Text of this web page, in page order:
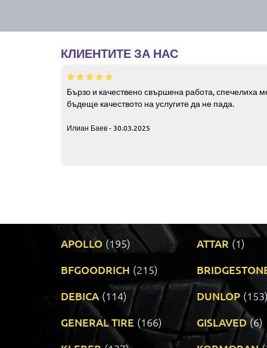
КЛИЕНТИТЕ ЗА НАС
Бързо и качествено свършена работа, спечелиха
бъдеще качеството на услугите да не пада.
Илиан Баев - 30.03.2025
APOLLO (195) ATTAR (1)
BFGOODRICH (215)
DEBICA (114) DUNLOP
GENERAL TIRE (166) GISLAVED (6)